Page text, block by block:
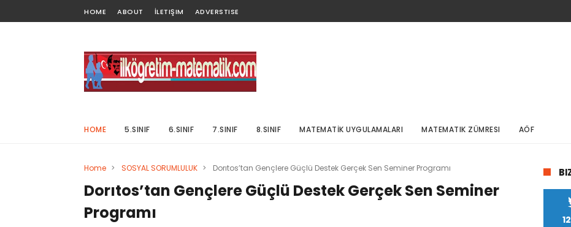
HOME ABOUT İLETIŞIM ADVERSTISE
HOME 5.SINIF 6.SINIF 7.SINIF 8.SINIF MATEMATİK UYGULAMALARI MATEMATIK ZÜMRESI AÖF
Home > SOSYAL SORUMLULUK > Dorıtos’tan Gençlere Güçlü Destek Gerçek Sen Seminer Programı
Dorıtos’tan Gençlere Güçlü Destek Gerçek Sen Seminer
Programı